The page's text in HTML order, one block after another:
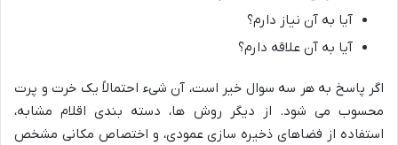
آیا به آن نیاز دارم؟
آیا به آن علاقه دارم؟
اگر پاسخ به هر سه سوال خیر است، آن شیء احتمالاً یک خرت و پرت
محسوب می شود. از دیگر روش ها، دسته بندی اقلام مشابه،
استفاده از فضاهای ذخیره سازی عمودی، و اختصاص مکانی مشخص